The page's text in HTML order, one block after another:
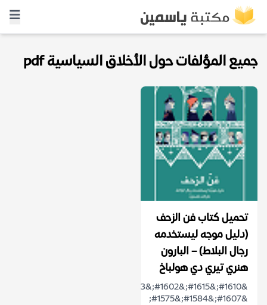
جميع المؤلفات حول الأخلاق السياسية pdf
تحميل كتاب فن الزحف
(دليل موجه ليستخدمه
رجال البلاط) – البارون
هنري تيري دي هولباخ
&#1607;&#1584;&#1575;